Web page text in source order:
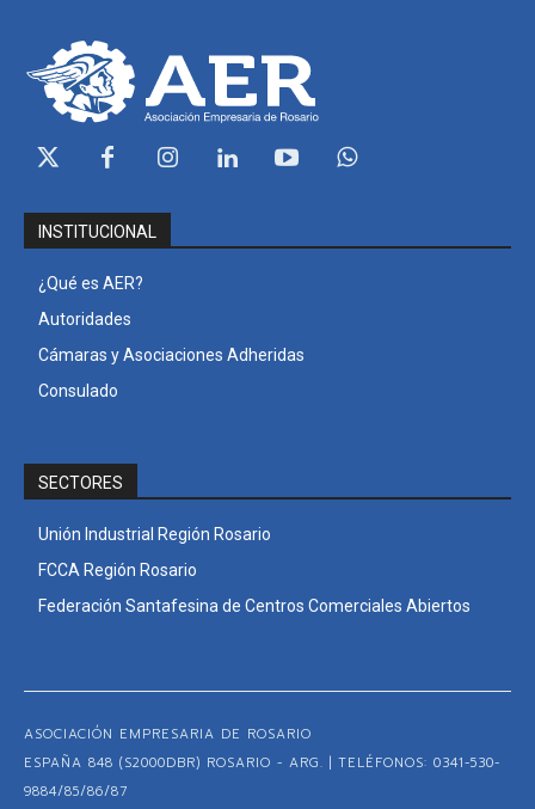
INSTITUCIONAL
¿Qué es AER?
Autoridades
Cámaras y Asociaciones Adheridas
Consulado
SECTORES
Unión Industrial Región Rosario
FCCA Región Rosario
Federación Santafesina de Centros Comerciales Abiertos
ASOCIACIÓN EMPRESARIA DE ROSARIO
ESPAÑA 848 (S2000DBR) ROSARIO - ARG. | TELÉFONOS: 0341-530-
9884/85/86/87